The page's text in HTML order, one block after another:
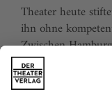
Theater heute
ihn ohne
Zwischen
Jena und Aachen
dichte, vielfältige